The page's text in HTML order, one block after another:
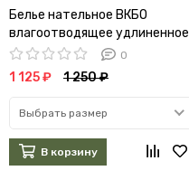
Белье нательное ВКБО
влагоотводящее удлиненное
(А)
0
1 125 ₽ 1 250 ₽
Выбрать размер
В корзину